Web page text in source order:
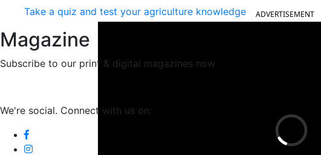
Take a quiz and test your agriculture knowledge
Magazine
Subscribe to our print & digital magazines now
We're social. Connect with us on: